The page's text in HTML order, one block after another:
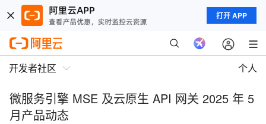
打开 APP
开发者社区 个人
微服务引擎 MSE 及云原生 API 网关 2025 年 5
月产品动态